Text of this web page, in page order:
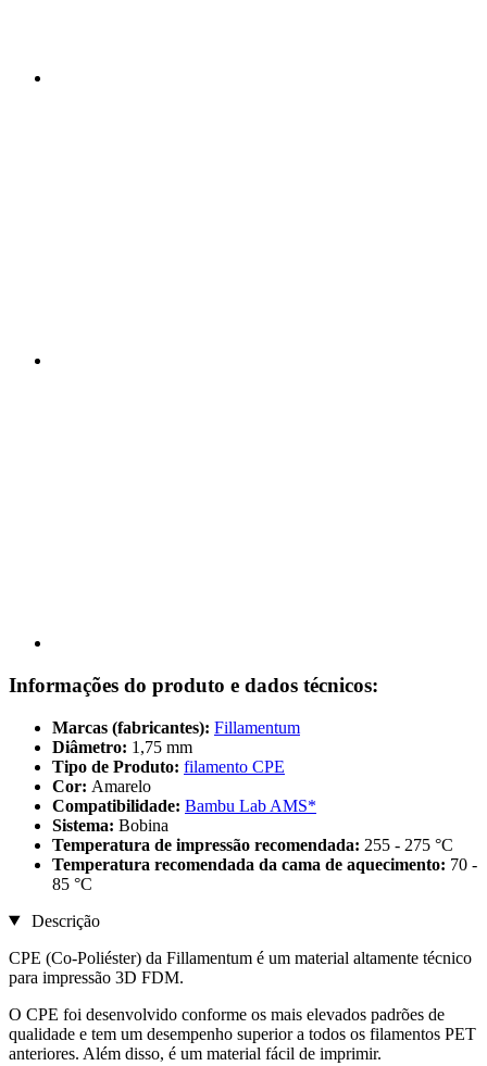
Informações do produto e dados técnicos:
Marcas (fabricantes): Fillamentum
Diâmetro: 1,75 mm
Tipo de Produto: filamento CPE
Cor: Amarelo
Compatibilidade: Bambu Lab AMS*
Sistema: Bobina
Temperatura de impressão recomendada: 255 - 275 °C
Temperatura recomendada da cama de aquecimento: 70 -
85 °C
Descrição
CPE (Co-Poliéster) da Fillamentum é um material altamente técnico
para impressão 3D FDM.
O CPE foi desenvolvido conforme os mais elevados padrões de
qualidade e tem um desempenho superior a todos os filamentos PET
anteriores. Além disso, é um material fácil de imprimir.